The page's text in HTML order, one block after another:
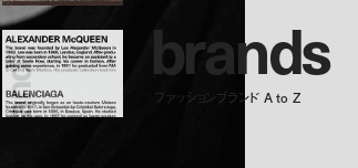
brands
ファッションブランド A to Z